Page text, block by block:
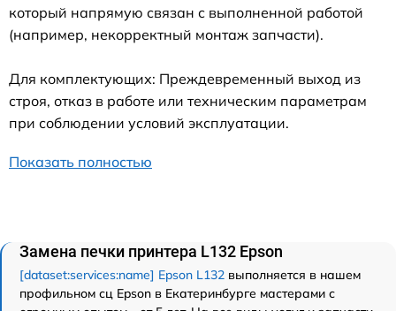
который напрямую связан с выполненной работой
(например, некорректный монтаж запчасти).
Для комплектующих: Преждевременный выход из
строя, отказ в работе или техническим параметрам
при соблюдении условий эксплуатации.
Показать полностью
Замена печки принтера L132 Epson
[dataset:services:name] Epson L132 выполняется в нашем
профильном сц Epson в Екатеринбурге мастерами с